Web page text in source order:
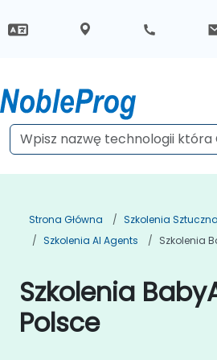
Strona Główna
Szkolenia
Szkolenia AI Agents
Szkolenia
Szkolenia
Polsce